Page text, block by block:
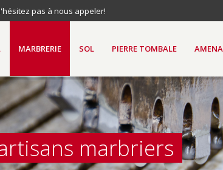
pas à nous appeler!
MARBRERIE SOL PIERRE TOMBALE
marbriers